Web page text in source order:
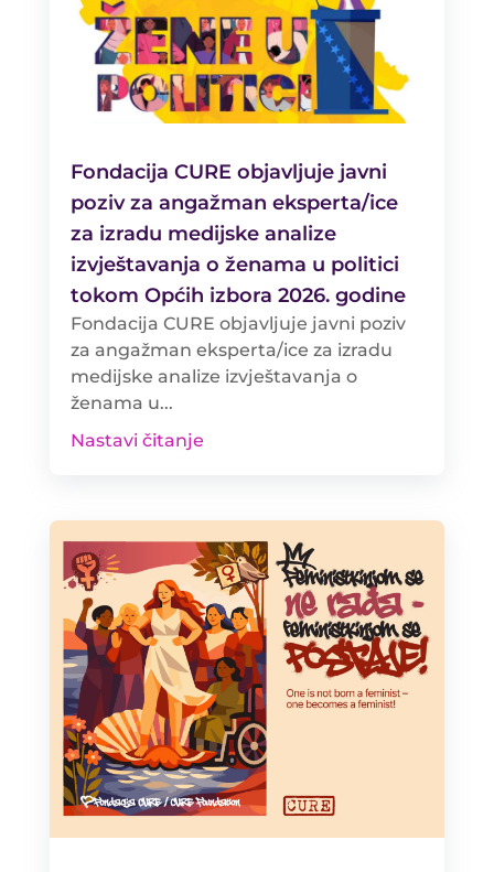
Fondacija CURE objavljuje javni
poziv za angažman eksperta/ice
za izradu medijske analize
izvještavanja o ženama u politici
tokom Općih izbora 2026. godine
Fondacija CURE objavljuje javni poziv
za angažman eksperta/ice za izradu
medijske analize izvještavanja o
ženama u...
Nastavi čitanje